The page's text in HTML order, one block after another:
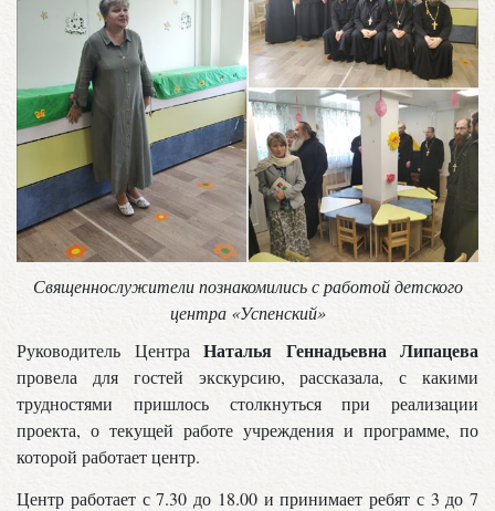
Священнослужители познакомились с работой детского
центра «Успенский»
Руководитель Центра Наталья Геннадьевна Липацева
провела для гостей экскурсию, рассказала, с какими
трудностями пришлось столкнуться при реализации
проекта, о текущей работе учреждения и программе, по
которой работает центр.
Центр работает с 7.30 до 18.00 и принимает ребят с 3 до 7